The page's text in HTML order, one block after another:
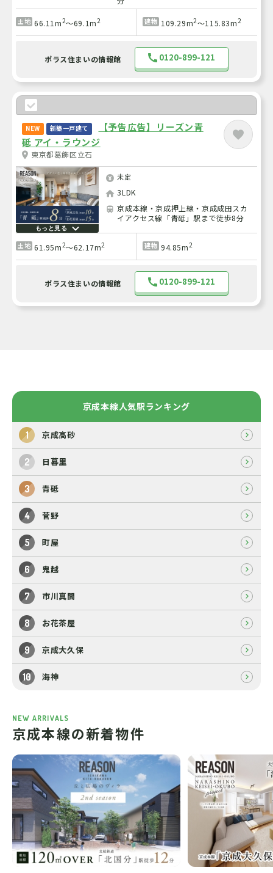
土地 66.11m2～69.1m2 建物 109.29m2～115.83m2
ポラス住まいの情報館 0120-899-121
NEW 新築一戸建て
【予告広告】リーズン青
砥 アイ・ラウンジ
東京都葛飾区立石
もっと見る
未定
3LDK
京成本線・京成押上線・京成成田スカ
イアクセス線「青砥」駅まで徒歩8分
土地 61.95m2～62.17m2 建物 94.85m2
ポラス住まいの情報館 0120-899-121
京成本線人気駅ランキング
京成高砂
日暮里
青砥
菅野
町屋
鬼越
市川真間
お花茶屋
京成大久保
海神
NEW ARRIVALS
京成本線の新着物件